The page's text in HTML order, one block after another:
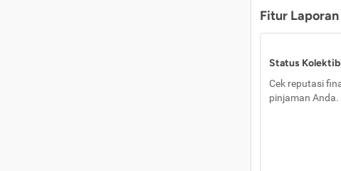
Fitur
Status
Cek reputasi
pinjaman Anda.